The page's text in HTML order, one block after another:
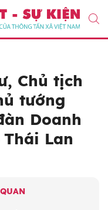
Chủ tịch
tướng
Doanh
Lan